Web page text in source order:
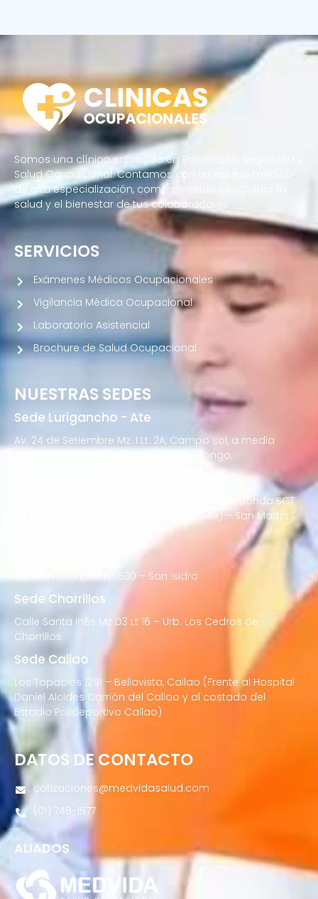
Somos una clínica enfocada en Prevención, Seguridad y
Salud Ocupacional. Contamos con un equipo médico
de alta especialización, comprometido con cuidar la
salud y el bienestar de tus colaboradores.
NUESTRAS SEDES
Sede Lurigancho - Ate
Av. 24 de Setiembre Mz. I Lt. 2A, Campo sol, a media
cuadra del Paradero Cabana, Carapongo.
Av. Francisco Bolognesi Nro. 101 Urb. Mesa Redonda SCT
02 (Esquina con Av. Gerardo Unger 7049) – San Martin
Javier Prado Este N°1530 – San Isidro
Sede Chorrillos
Calle Santa Inés Mz D3 Lt 16 – Urb. Los Cedros de
Chorrillos
Sede Callao
Los Topacios 1291 – Bellavista, Callao (Frente al Hospital
Daniel Alcides Carrión del Callao y al costado del
Estadio Polideportivo Callao)
SERVICIOS
Exámenes Médicos Ocupacionales
Vigilancia Médica Ocupacional
Laboratorio Asistencial
Brochure de Salud Ocupacional
DATOS DE CONTACTO
cotizaciones@medvidasalud.com
(01) 748-1577
ALIADOS